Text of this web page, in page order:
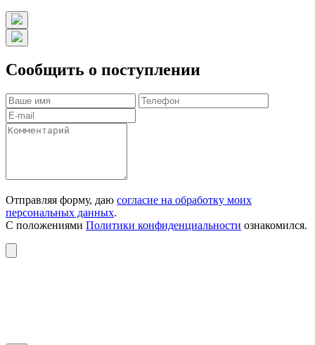
Сообщить о поступлении
Отправляя форму, даю согласие на обработку моих
персональных данных.
С положениями Политики конфиденциальности ознакомился.